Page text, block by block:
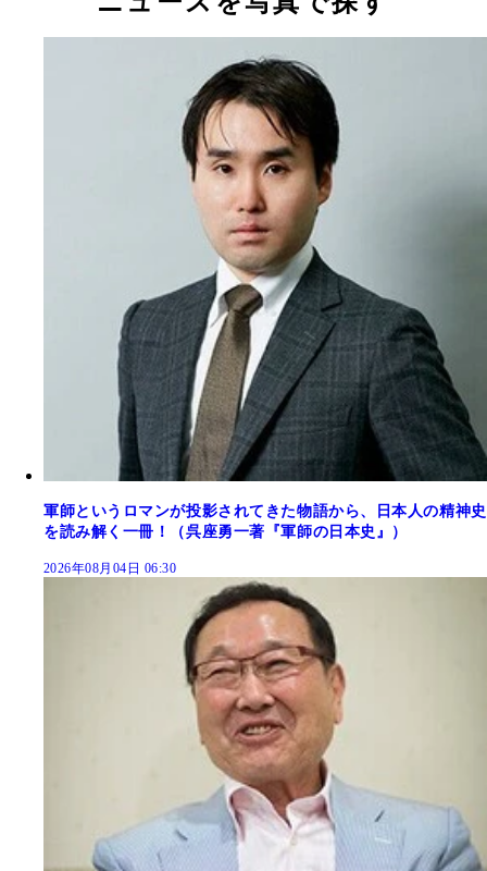
軍師というロマンが投影されてきた物語から、日本人の精神史
を読み解く一冊！（呉座勇一著『軍師の日本史』）
2026年08月04日 06:30